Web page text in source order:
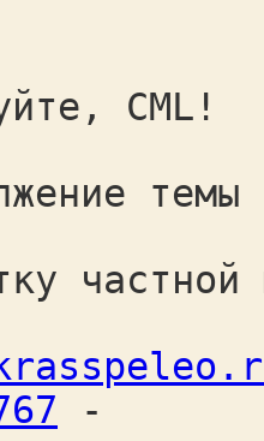
CML!
темы
-